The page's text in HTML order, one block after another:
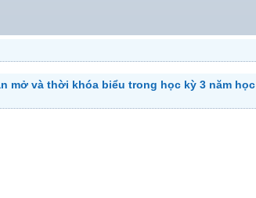
mở và thời khóa biểu trong học kỳ 3 năm học